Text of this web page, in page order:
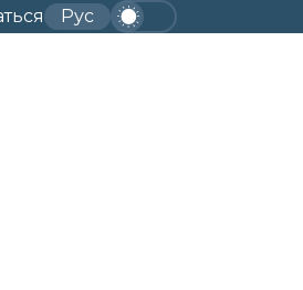
Рус